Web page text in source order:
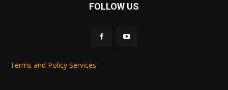
FOLLOW US
Terms and Policy Services